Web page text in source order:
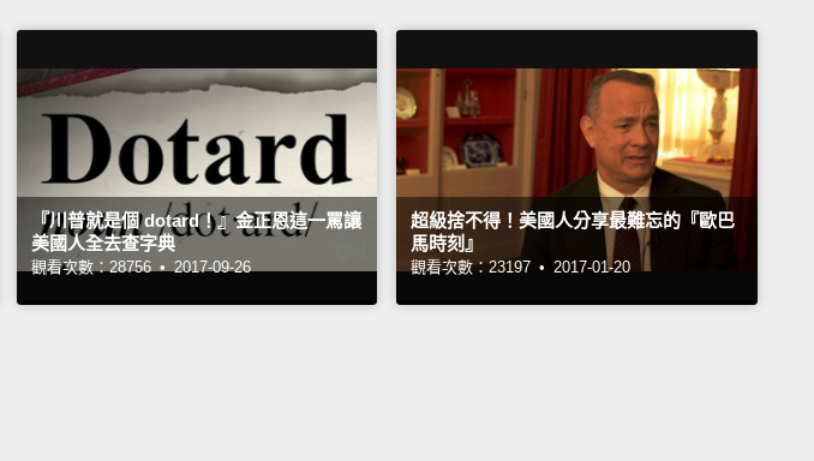
『川普就是個 dotard！』金正恩這一罵讓
美國人全去查字典
觀看次數：28756 • 2017-09-26
超級捨不得！美國人分享最難忘的『歐巴
馬時刻』
觀看次數：23197 • 2017-01-20